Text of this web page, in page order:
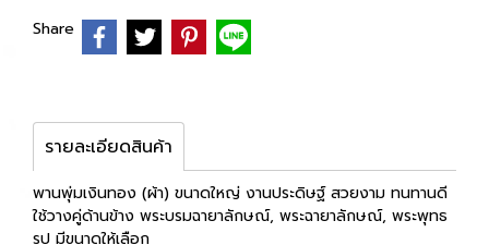
Share
รายละเอียดสินค้า
พานพุ่มเงินทอง (ผ้า) ขนาดใหญ่ งานประดิษฐ์ สวยงาม ทนทานดี
ใช้วางคู่ด้านข้าง พระบรมฉายาลักษณ์, พระฉายาลักษณ์, พระพุทธ
รูป มีขนาดให้เลือก